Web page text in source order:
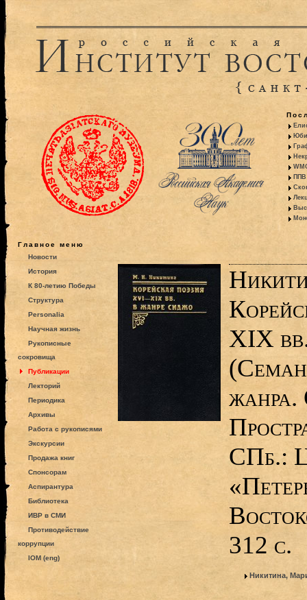
ППВ
Главное меню
Новости
История
К 80-летию Победы
Структура
Personalia
Научная жизнь
Рукописные
сокровища
Публикации
Лекторий
Периодика
Архивы
Работа с рукописями
Экскурсии
Продажа книг
Спонсорам
Аспирантура
Библиотека
ИВР в СМИ
Противодействие
коррупции
IOM (eng)
XIX
жанра.
СПб.:
312 с.
Никитина,